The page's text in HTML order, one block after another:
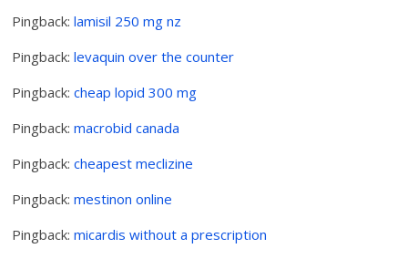
Pingback:lamisil 250 mg nz
Pingback:levaquin over the counter
Pingback:cheap lopid 300 mg
Pingback:macrobid canada
Pingback:cheapest meclizine
Pingback:mestinon online
Pingback:micardis without a prescription